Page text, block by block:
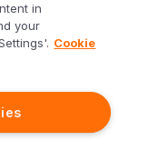
in
your
Cookie